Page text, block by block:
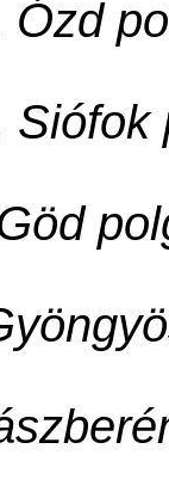
Siófok